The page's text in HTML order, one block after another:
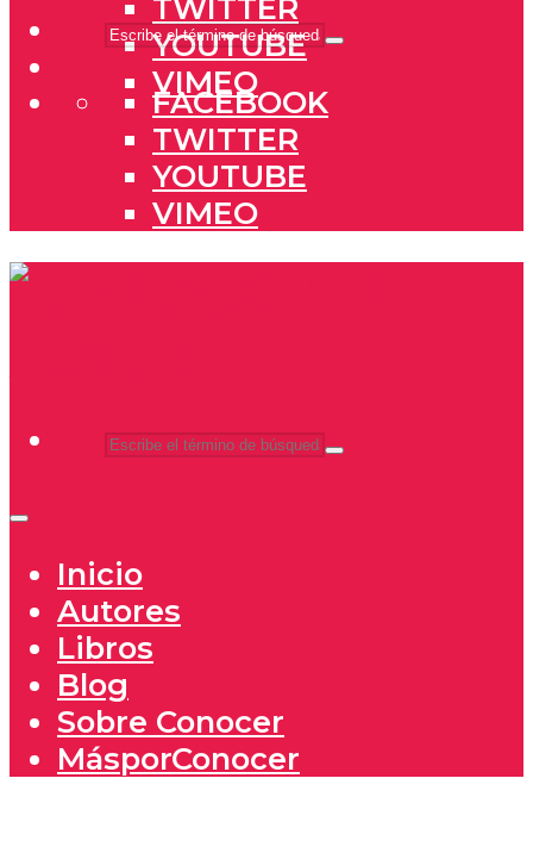
TWITTER
YOUTUBE
VIMEO
FACEBOOK
TWITTER
YOUTUBE
VIMEO
Inicio
Autores
Libros
Blog
Sobre Conocer
MásporConocer